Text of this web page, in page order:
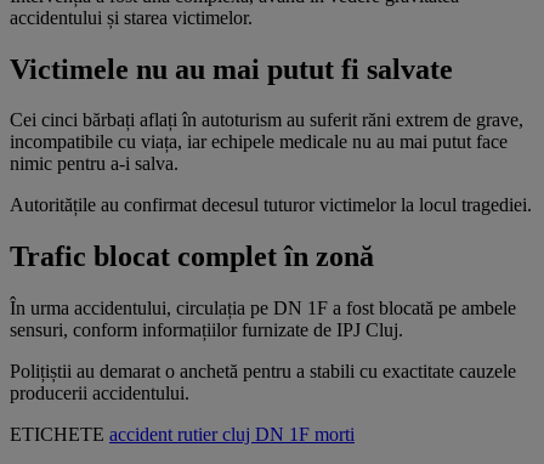
accidentului și starea victimelor.
Victimele nu au mai putut fi salvate
Cei cinci bărbați aflați în autoturism au suferit răni extrem de grave,
incompatibile cu viața, iar echipele medicale nu au mai putut face
nimic pentru a-i salva.
Autoritățile au confirmat decesul tuturor victimelor la locul tragediei.
Trafic blocat complet în zonă
În urma accidentului, circulația pe DN 1F a fost blocată pe ambele
sensuri, conform informațiilor furnizate de IPJ Cluj.
Polițiștii au demarat o anchetă pentru a stabili cu exactitate cauzele
producerii accidentului.
ETICHETE accident rutiercluj DN 1F morti